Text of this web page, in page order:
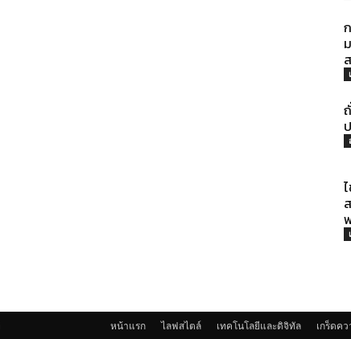
หน้าแรก ไลฟสไตล์ เทคโนโลยีและดิจิทัล เกร็ดค